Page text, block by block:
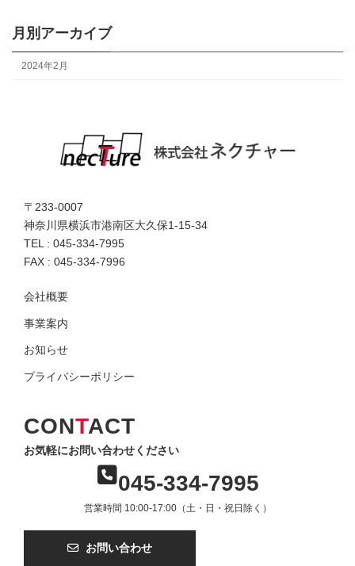
月別アーカイブ
2024年2月
〒233-0007
神奈川県横浜市港南区大久保1-15-34
TEL : 045-334-7995
FAX : 045-334-7996
会社概要
事業案内
お知らせ
プライバシーポリシー
CONTACT
お気軽にお問い合わせください
045-334-7995
営業時間 10:00-17:00（土・日・祝日除く）
お問い合わせ